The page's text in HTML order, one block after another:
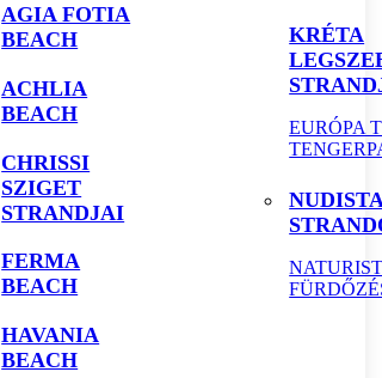
AGIA FOTIA
BEACH
ACHLIA
BEACH
CHRISSI
SZIGET
STRANDJAI
FERMA
BEACH
HAVANIA
BEACH
KRÉTA
EURÓPA